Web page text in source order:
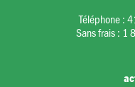
Téléphone :
Sans frais : 1